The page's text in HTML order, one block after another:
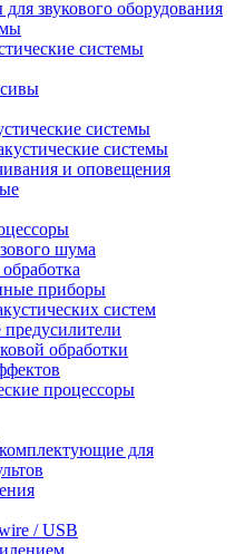
звукового оборудования
системы
системы
системы
и оповещения
шума
приборы
систем
обработки
процессоры
для
/ USB